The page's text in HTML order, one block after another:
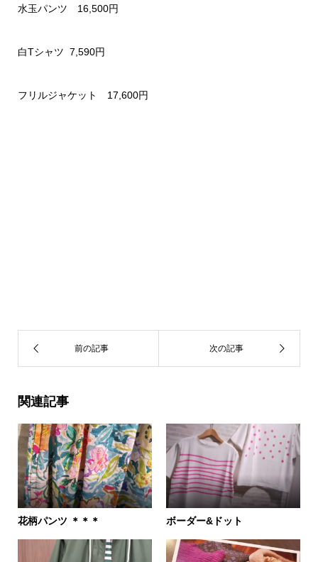
水玉パンツ 16,500円
白Tシャツ 7,590円
フリルジャケット 17,600円
関連記事
花柄パンツ ＊＊＊ ボーダー&ドット